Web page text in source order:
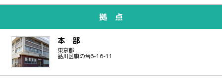
拠 点
本 部
東京都
品川区旗の台6-16-11